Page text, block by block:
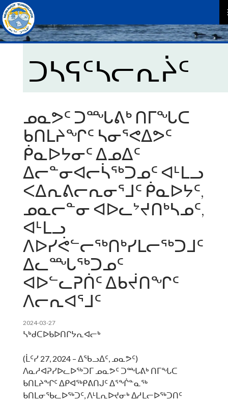
ᑐᓴᕋᑦᓴᓕᕆᔩᑦ
ᓄᓇᕗᑦ ᑐᙵᕕᒃ ᑎᒥᖓᑕ
ᑲᑎᒪᔨᖏᑦ ᓴᓂᕐᕙᐃᕗᑦ
ᑮᓇᐅᔭᓂᑦ ᐃᓄᐃᑦ
ᐃᓕᓐᓂᐊᓕᓵᖅᑐᓄᑦ ᐊᒻᒪᓗ
ᐸᐃᕆᕕᓕᕆᓂᕐᒧᑦ ᑮᓇᐅᔭᑦ,
ᓄᓇᓕᓐᓂ ᐊᐅᓚᔾᔪᑎᒃᓴᓄᑦ,
ᐊᒻᒪᓗ
ᐱᐅᓯᕚᓪᓕᖅᑎᒃᓯᒪᓕᖅᑐᒧᑦ
ᐃᓚᙵᖅᑐᓄᑦ
ᐊᐅᓪᓚᕈᑏᑦ ᐃᑲᔫᑎᖏᑦ
ᐱᓕᕆᐊᕐᒧᑦ
2024-03-27
ᓴᒃᑯᑕᐅᑲᐅᑎᒋᔭᕆᐊᓕᒃ
(ᒫᑦᓯ 27, 2024 – ᐃᖃᓗᐃᑦ, ᓄᓇᕗᑦ)
ᐱᓇᓱᐊᕈᓯᐅᓚᐅᖅᑐᒥ ᓄᓇᕗᑦ ᑐᙵᕕᒃ ᑎᒥᖓᑕ
ᑲᑎᒪᔨᖏᑦ ᐃᑭᐊᖅᑭᕕᑎᒍᑦ ᐃᕐᖐᓐᓇᖅ
ᑲᑎᒪᓂᖃᓚᐅᖅᑐᑦ, ᐱᒻᒪᕆᐅᔪᓂᒃ ᐃᓱᒪᓕᐅᖅᑐᑎᑦ